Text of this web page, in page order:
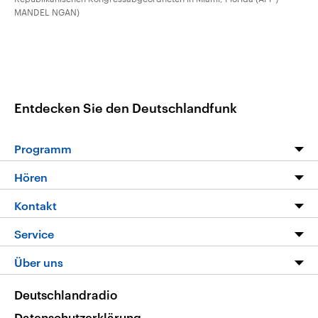
MANDEL NGAN)
Entdecken Sie den Deutschlandfunk
Programm
Programm
Die Nachrichten
Nachrichtenleicht
Neue Beiträge auf dlf.de
Hören
Livestream
Podcasts
Deutschlandfunk App
Nachrichten App
Frequenzen
Kontakt
Hörerservice
Service
FAQ
Veranstaltungen
Über uns
Deutschlandradio